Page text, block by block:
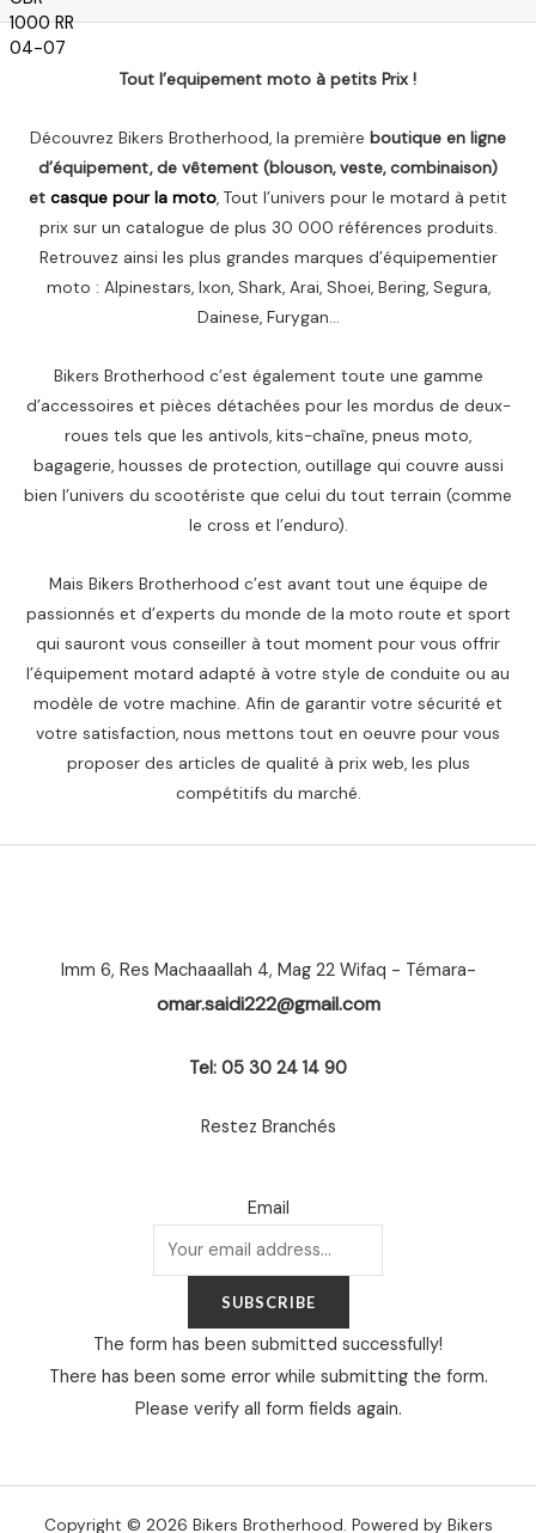
e
Tout l’equipement moto à petits Prix !
Découvrez Bikers Brotherhood, la première boutique en ligne
d’équipement, de vêtement (blouson, veste, combinaison)
et casque pour la moto, Tout l’univers pour le motard à petit
prix sur un catalogue de plus 30 000 références produits.
Retrouvez ainsi les plus grandes marques d’équipementier
moto : Alpinestars, Ixon, Shark, Arai, Shoei, Bering, Segura,
Dainese, Furygan…
Bikers Brotherhood c’est également toute une gamme
d’accessoires et pièces détachées pour les mordus de deux-
roues tels que les antivols, kits-chaîne, pneus moto,
bagagerie, housses de protection, outillage qui couvre aussi
bien l’univers du scootériste que celui du tout terrain (comme
le cross et l’enduro).
Mais Bikers Brotherhood c’est avant tout une équipe de
passionnés et d’experts du monde de la moto route et sport
qui sauront vous conseiller à tout moment pour vous offrir
l’équipement motard adapté à votre style de conduite ou au
modèle de votre machine. Afin de garantir votre sécurité et
votre satisfaction, nous mettons tout en oeuvre pour vous
proposer des articles de qualité à prix web, les plus
compétitifs du marché.
Imm 6, Res Machaaallah 4, Mag 22 Wifaq - Témara-
omar.saidi222@gmail.com
Tel: 05 30 24 14 90
Restez Branchés
Email
SUBSCRIBE
The form has been submitted successfully!
There has been some error while submitting the form.
Please verify all form fields again.
Copyright © 2026 Bikers Brotherhood. Powered by Bikers